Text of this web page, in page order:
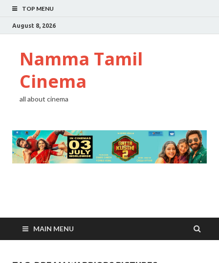
TOP MENU
August 8, 2026
Namma Tamil
Cinema
all about cinema
MAIN MENU